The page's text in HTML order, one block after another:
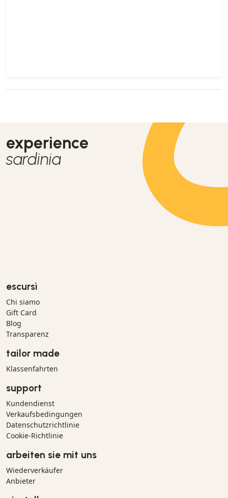
experience
sardinia
escursì
Chi siamo
Gift Card
Blog
Transparenz
tailor made
Klassenfahrten
support
Kundendienst
Verkaufsbedingungen
Datenschutzrichtlinie
Cookie-Richtlinie
arbeiten sie mit uns
Wiederverkäufer
Anbieter